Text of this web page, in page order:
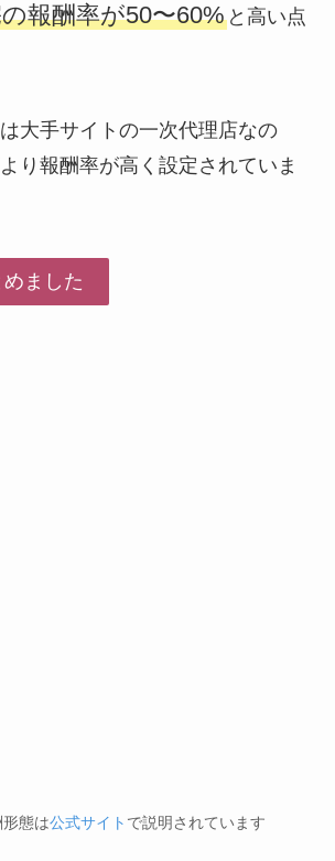
報酬率が50〜60%と高い点
大手サイトの一次代理店なの
り報酬率が高く設定されていま
ました
態は公式サイト で説明されています